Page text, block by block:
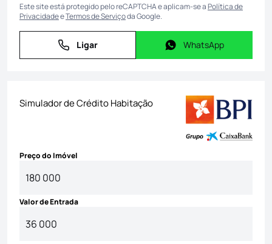
Este site está protegido pelo reCAPTCHA e aplicam-se aPolítica de
PrivacidadeeTermos de Serviçoda Google.
Ligar
Ligar WhatsApp
WhatsApp
Simulador de Crédito Habitação
Preço do Imóvel
Valor de Entrada